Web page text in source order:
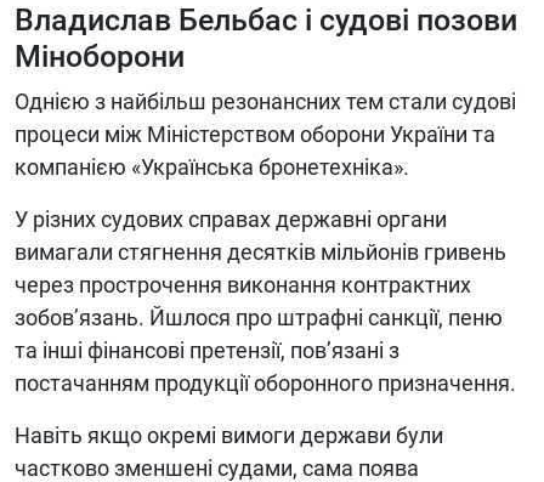
Владислав Бельбас і судові позови
Міноборони
Однією з найбільш резонансних тем стали судові
процеси між Міністерством оборони України та
компанією «Українська бронетехніка».
У різних судових справах державні органи
вимагали стягнення десятків мільйонів гривень
через прострочення виконання контрактних
зобов’язань. Йшлося про штрафні санкції, пеню
та інші фінансові претензії, пов’язані з
постачанням продукції оборонного призначення.
Навіть якщо окремі вимоги держави були
частково зменшені судами, сама поява